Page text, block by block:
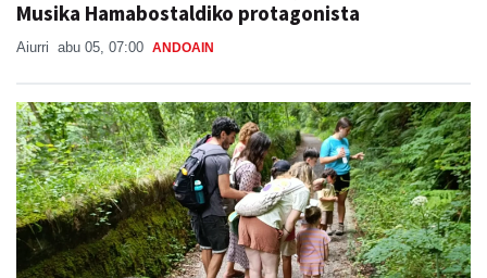
Musika Hamabostaldiko protagonista
Aiurri abu 05, 07:00 ANDOAIN